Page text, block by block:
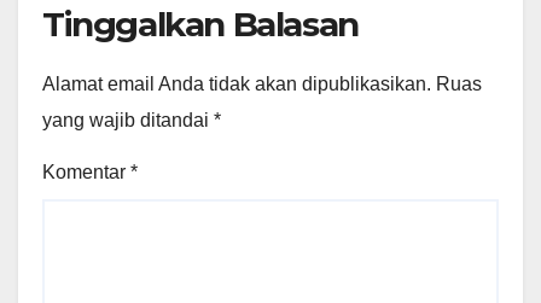
Tinggalkan Balasan
Alamat email Anda tidak akan dipublikasikan. Ruas
yang wajib ditandai *
Komentar *